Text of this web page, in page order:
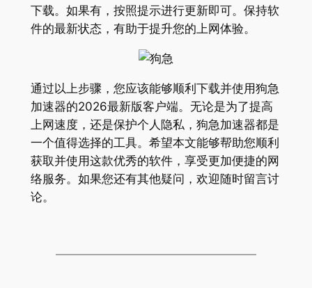
下载。如果有，按照提示进行更新即可。保持软
件的最新状态，有助于提升您的上网体验。
通过以上步骤，您应该能够顺利下载并使用狗急
加速器的2026最新版客户端。无论是为了提高
上网速度，还是保护个人隐私，狗急加速器都是
一个值得选择的工具。希望本文能够帮助您顺利
获取并使用这款优秀的软件，享受更加便捷的网
络服务。如果您还有其他疑问，欢迎随时留言讨
论。